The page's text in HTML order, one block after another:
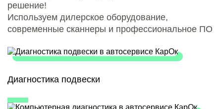
решение!
Используем дилерское оборудование,
современные сканнеры и профессиональное ПО
Диагностика подвески